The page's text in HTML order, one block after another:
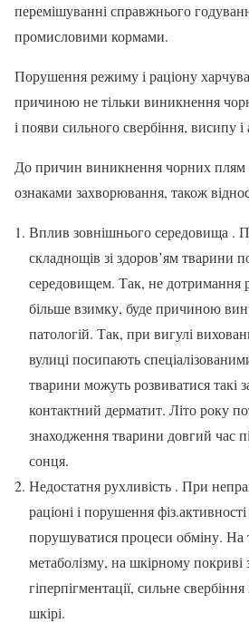
перемішуванні справжнього
промисловими кормами.
Порушення режиму і раціону
причиною не тільки виникнення
і появи сильного свербіння, висипу і
До причин виникнення чорних плям
ознаками захворювання, також
Вплив зовнішнього середовища .
складнощів зі здоров’ям тварини
середовищем. Так, не дотримання
більше взимку, буде причиною
патологій. Так, при вигулі
вулиці посипають
тварини можуть розвиватися такі
контактний дерматит. Літо року
знаходження тварини довгий час
сонця.
Недостатня рухливість . При
раціоні і порушення
порушуватися процеси обміну. На
метаболізму, на шкірному покриві
гіперпігментації, сильне
шкірі.